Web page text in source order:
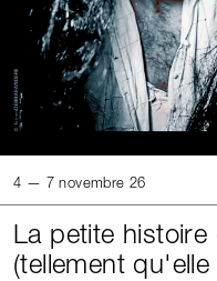
4 — 7 novembre 26
La petite
(tellement